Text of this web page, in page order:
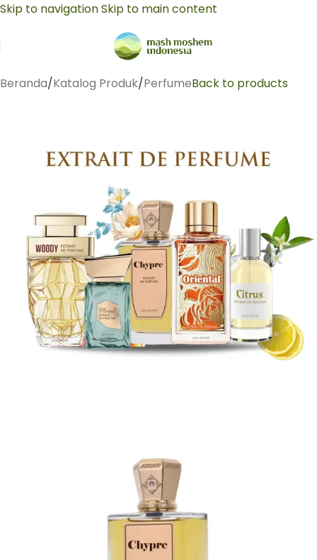
Skip to navigationSkip to main content
Beranda/Katalog Produk/PerfumeBack to products